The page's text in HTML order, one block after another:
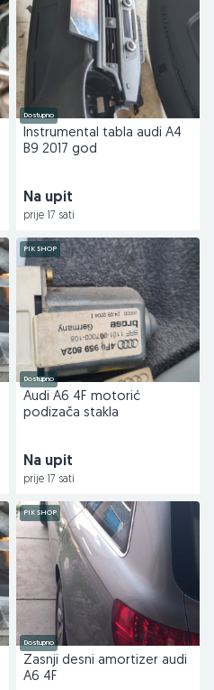
Dostupno
Instrumental tabla audi A4
B9 2017 god
Na upit
prije 17 sati
PIK SHOP
Dostupno
Audi A6 4F motorić
podizača stakla
Na upit
prije 17 sati
PIK SHOP
Dostupno
Zasnji desni amortizer audi
A6 4F